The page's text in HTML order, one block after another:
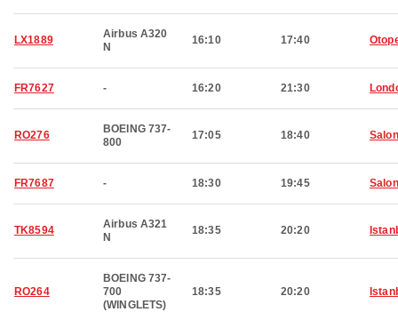
LX1889
Airbus A320
N
16:10 17:40
FR7627 - 16:20 21:30
RO276
BOEING 737-
800
17:05 18:40
FR7687 - 18:30 19:45
TK8594
Airbus A321
N
18:35 20:20
RO264
BOEING 737-
700
(WINGLETS)
18:35 20:20